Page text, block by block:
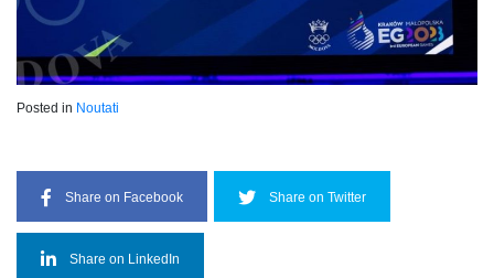
Posted in Noutati
Share on Facebook Share on Twitter
Share on LinkedIn